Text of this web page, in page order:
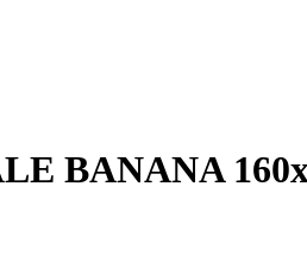
BANANA